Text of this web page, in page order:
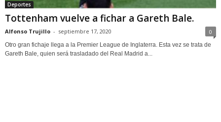
Deportes
Tottenham vuelve a fichar a Gareth Bale.
Alfonso Trujillo - septiembre 17, 2020 0
Otro gran fichaje llega a la Premier League de Inglaterra. Esta vez se trata de
Gareth Bale, quien será trasladado del Real Madrid a...